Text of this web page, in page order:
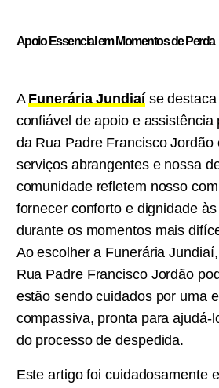
Apoio Essencial em Momentos de Perda
A Funerária Jundiaíse destaca
confiável de apoio e assistência
da Rua Padre Francisco Jordão
serviços abrangentes e nossa
comunidade refletem nosso
fornecer conforto e dignidade
durante os momentos mais
Ao escolher a Funerária
Rua Padre Francisco Jordão
estão sendo cuidados por uma
compassiva, pronta para ajudá-
do processo de despedida.
Este artigo foi cuidadosamente